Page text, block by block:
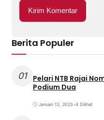
Berita Populer
01
Pelari NTB Rajai
Podium Dua
Januari 13, 2023•4 Dilihat